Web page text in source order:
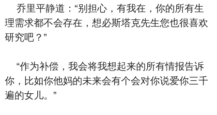
乔里平静道：“别担心，有我在，你的所有生
理需求都不会存在，想必斯塔克先生您也很喜欢
研究吧？”
“作为补偿，我会将我想起来的所有情报告诉
你，比如你他妈的未来会有个会对你说爱你三千
遍的女儿。”